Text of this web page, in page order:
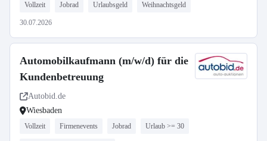
Vollzeit Jobrad Urlaubsgeld Weihnachtsgeld
30.07.2026
Automobilkaufmann (m/w/d) für die
Kundenbetreuung
Autobid.de
Wiesbaden
Vollzeit Firmenevents Jobrad Urlaub >= 30